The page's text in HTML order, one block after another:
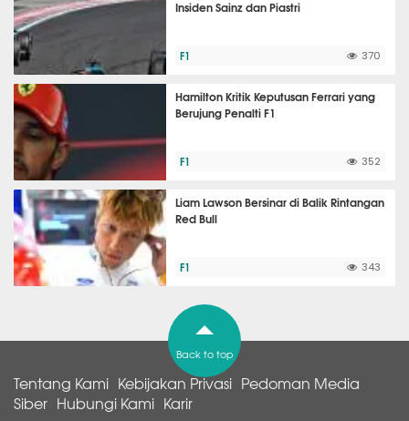
Insiden Sainz dan Piastri
F1 370
Hamilton Kritik Keputusan Ferrari yang
Berujung Penalti F1
F1 352
Liam Lawson Bersinar di Balik Rintangan
Red Bull
F1 343
Back to top
Tentang Kami Kebijakan Privasi Pedoman Media
Siber Hubungi Kami Karir